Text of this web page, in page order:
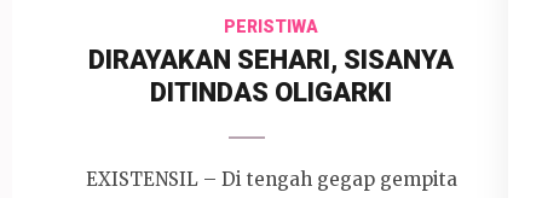
PERISTIWA
DIRAYAKAN SEHARI, SISANYA
DITINDAS OLIGARKI
EXISTENSIL – Di tengah gegap gempita